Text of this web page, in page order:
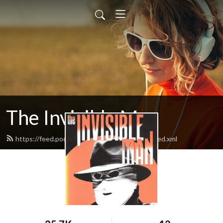
The Invisible Man
https://feed.podbean.com/theinvisibleman/feed.xml